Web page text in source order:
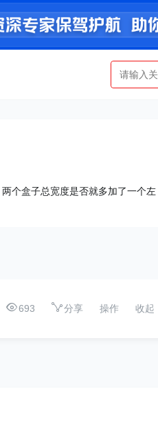
个盒子总宽度是否就多加了一个左
693 分享 操作 收起